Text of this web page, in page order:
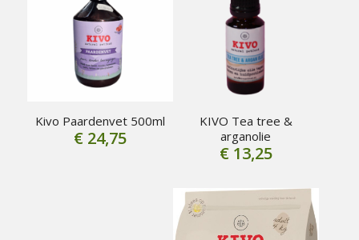
Kivo Paardenvet 500ml
€24,75
KIVO Tea tree &
arganolie
€13,25